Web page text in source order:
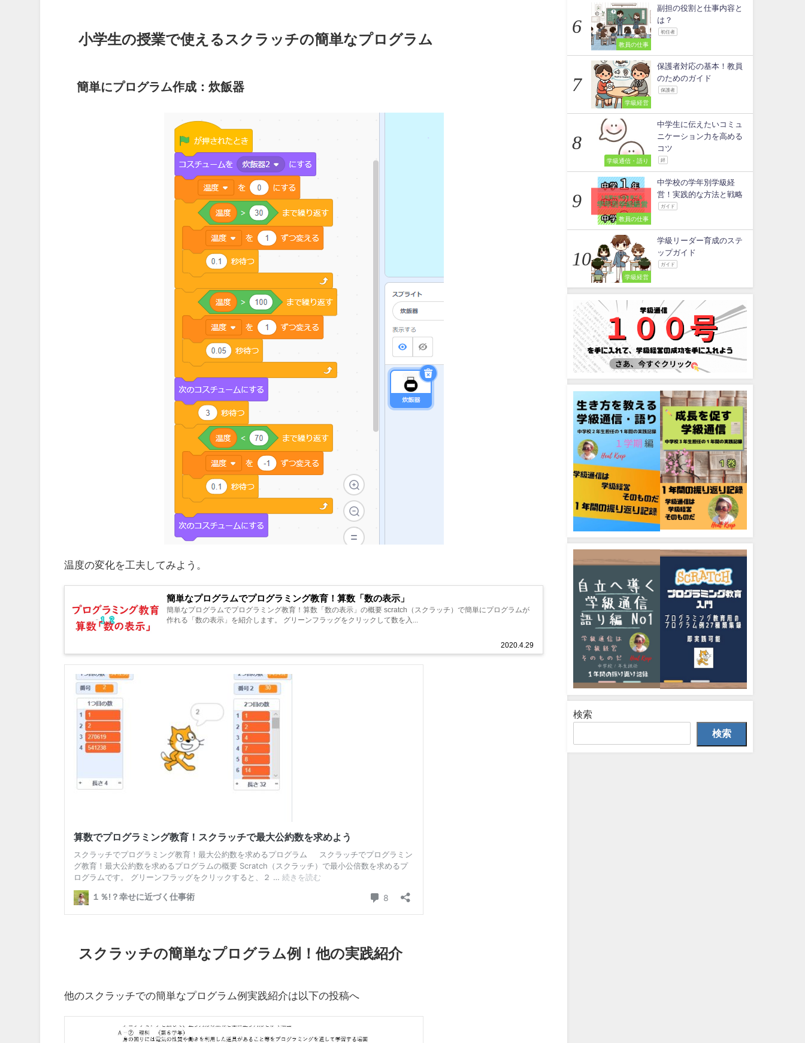
小学生の授業で使えるスクラッチの簡単なプログラム
簡単にプログラム作成：炊飯器
温度の変化を工夫してみよう。
簡単なプログラムでプログラミング教育！算数「数の表示」
2020.4.29
簡単なプログラムでプログラミング教育！算数「数の表示」の概要 scratch（スクラッチ）で簡単にプログラムが
作れる「数の表示」を紹介します。 グリーンフラッグをクリックして数を入...
スクラッチの簡単なプログラム例！他の実践紹介
他のスクラッチでの簡単なプログラム例実践紹介は以下の投稿へ
教員の仕事
副担の役割と仕事内容と
は？
初任者
学級経営
保護者対応の基本！教員
のためのガイド
保護者
学級通信・語り
中学生に伝えたいコミュ
ニケーション力を高める
コツ
絆
教員の仕事
中学校の学年別学級経
営！実践的な方法と戦略
ガイド
学級経営
学級リーダー育成のステ
ップガイド
ガイド
検索
検索